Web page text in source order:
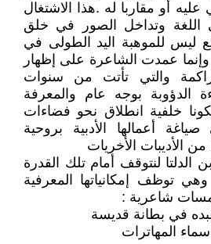
أو مقاربا له .هذا الاشتغال
اللغة وتداخل الصور في خلق
ليس للموهبة اليد الطولى في
عمدت الشاعرة على إظهار
والتي تأتت من سنوات
الدؤوبة بوجه عام والمعرفة
خلفية انطلاق نحو فضاءات
أعمالها الأدبية بروحية
الأديبات الأخريات
لنتوقف أمام تلك القدرة
توظف إمكانياتها المعرفية
شاعرية :
في بطانة قديسة
المهاترات